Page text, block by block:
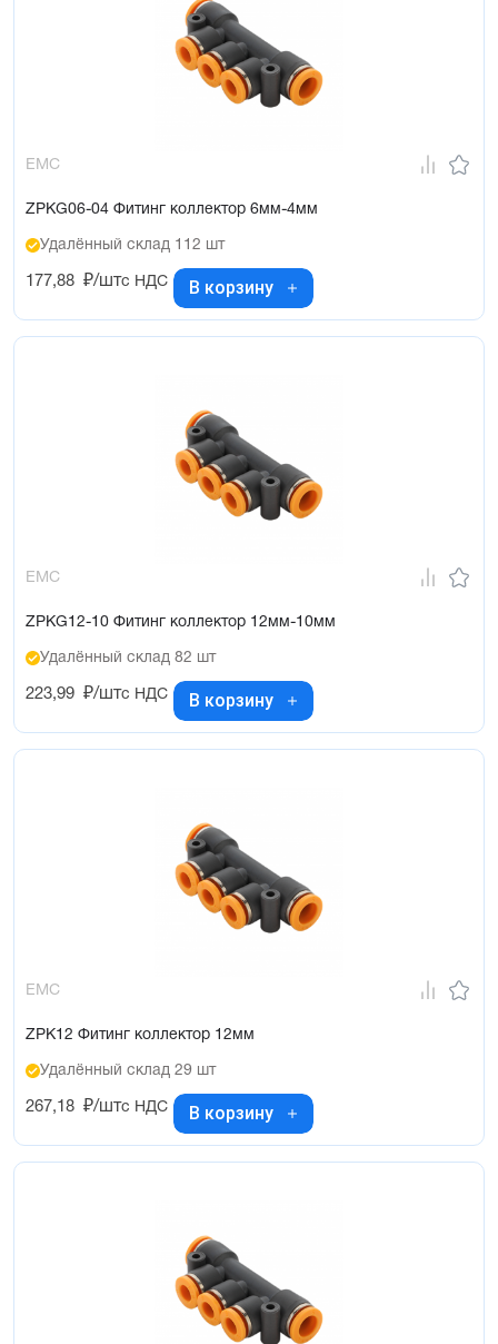
EMC
ZPKG06-04 Фитинг коллектор 6мм-4мм
Удалённый склад 112 шт
177,88 ₽/штс НДС В корзину
EMC
ZPKG12-10 Фитинг коллектор 12мм-10мм
Удалённый склад 82 шт
223,99 ₽/штс НДС В корзину
EMC
ZPK12 Фитинг коллектор 12мм
Удалённый склад 29 шт
267,18 ₽/штс НДС В корзину